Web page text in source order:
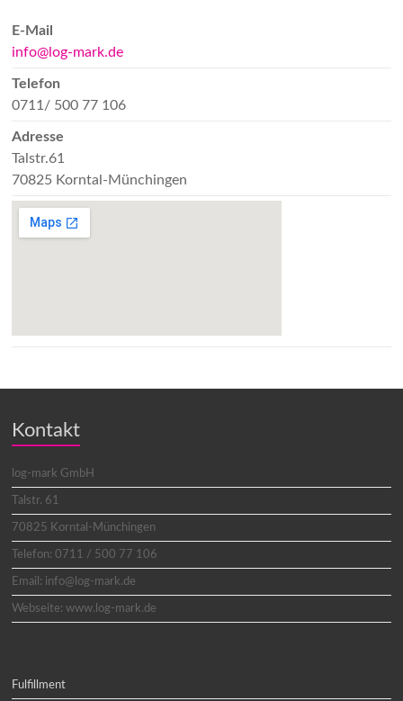
E-Mail
info@log-mark.de
Telefon
0711/ 500 77 106
Adresse
Talstr.61
70825 Korntal-Münchingen
Kontakt
log-mark GmbH
Talstr. 61
70825 Korntal-Münchingen
Telefon: 0711 / 500 77 106
Email: info@log-mark.de
Webseite: www.log-mark.de
Fulfillment